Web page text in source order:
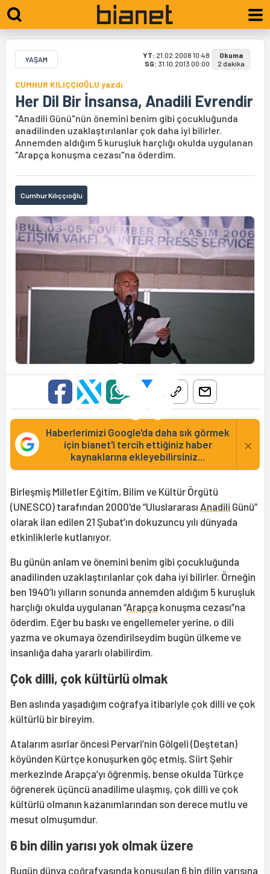
YAŞAM YT: 21.02.2008 10:48
SG: 31.10.2013 00:00
Okuma
2 dakika
CUMHUR KILIÇÇIOĞLU yazdı
Her Dil Bir İnsansa, Anadili Evrendir
"Anadili Günü"nün önemini benim gibi çocukluğunda
anadilinden uzaklaştırılanlar çok daha iyi bilirler.
Annemden aldığım 5 kuruşluk harçlığı okulda uygulanan
"Arapça konuşma cezası"na öderdim.
Cumhur Kılıççıoğlu
Haberlerimizi Google'da daha sık görmek
için bianet'i tercih ettiğiniz haber
kaynaklarına ekleyebilirsiniz...
×
Birleşmiş Milletler Eğitim, Bilim ve Kültür Örgütü
(UNESCO) tarafından 2000'de “Uluslararası Anadili Günü”
olarak ilan edilen 21 Şubat’ın dokuzuncu yılı dünyada
etkinliklerle kutlanıyor.
Bu günün anlam ve önemini benim gibi çocukluğunda
anadilinden uzaklaştırılanlar çok daha iyi bilirler. Örneğin
ben 1940’lı yılların sonunda annemden aldığım 5 kuruşluk
harçlığı okulda uygulanan “Arapça konuşma cezası”na
öderdim. Eğer bu baskı ve engellemeler yerine, o dili
yazma ve okumaya özendirilseydim bugün ülkeme ve
insanlığa daha yararlı olabilirdim.
Çok dilli, çok kültürlü olmak
Ben aslında yaşadığım coğrafya itibariyle çok dilli ve çok
kültürlü bir bireyim.
Atalarım asırlar öncesi Pervari’nin Gölgeli (Deştetan)
köyünden Kürtçe konuşurken göç etmiş, Siirt Şehir
merkezinde Arapça’yı öğrenmiş, bense okulda Türkçe
öğrenerek üçüncü anadilime ulaşmış, çok dilli ve çok
kültürlü olmanın kazanımlarından son derece mutlu ve
mesut olmuşumdur.
6 bin dilin yarısı yok olmak üzere
Bugün dünya coğrafyasında konuşulan 6 bin dilin yarısına